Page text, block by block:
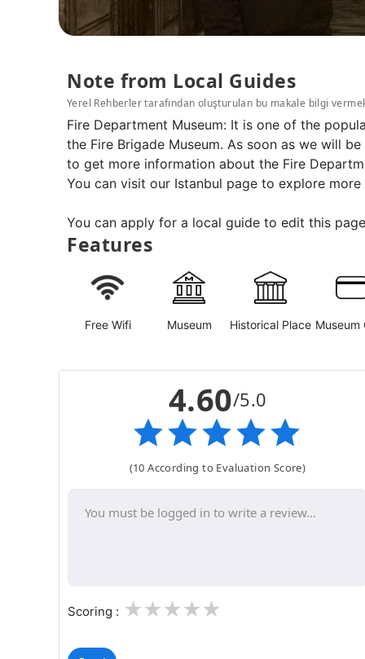
Note from Local Guides
Yerel Rehberler tarafından oluşturulan bu makale bilgi
Fire Department Museum: It is one of the
the Fire Brigade Museum. As soon as we will
to get more information about the Fire
You can visit our Istanbul page to explore more
You can apply for a local guide to edit this
Features
Free Wifi Museum Historical Place Museum
4.60/5.0
(10 According to Evaluation Score)
Scoring : 3
2
1